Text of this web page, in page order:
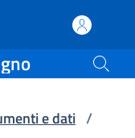
di
e dati /